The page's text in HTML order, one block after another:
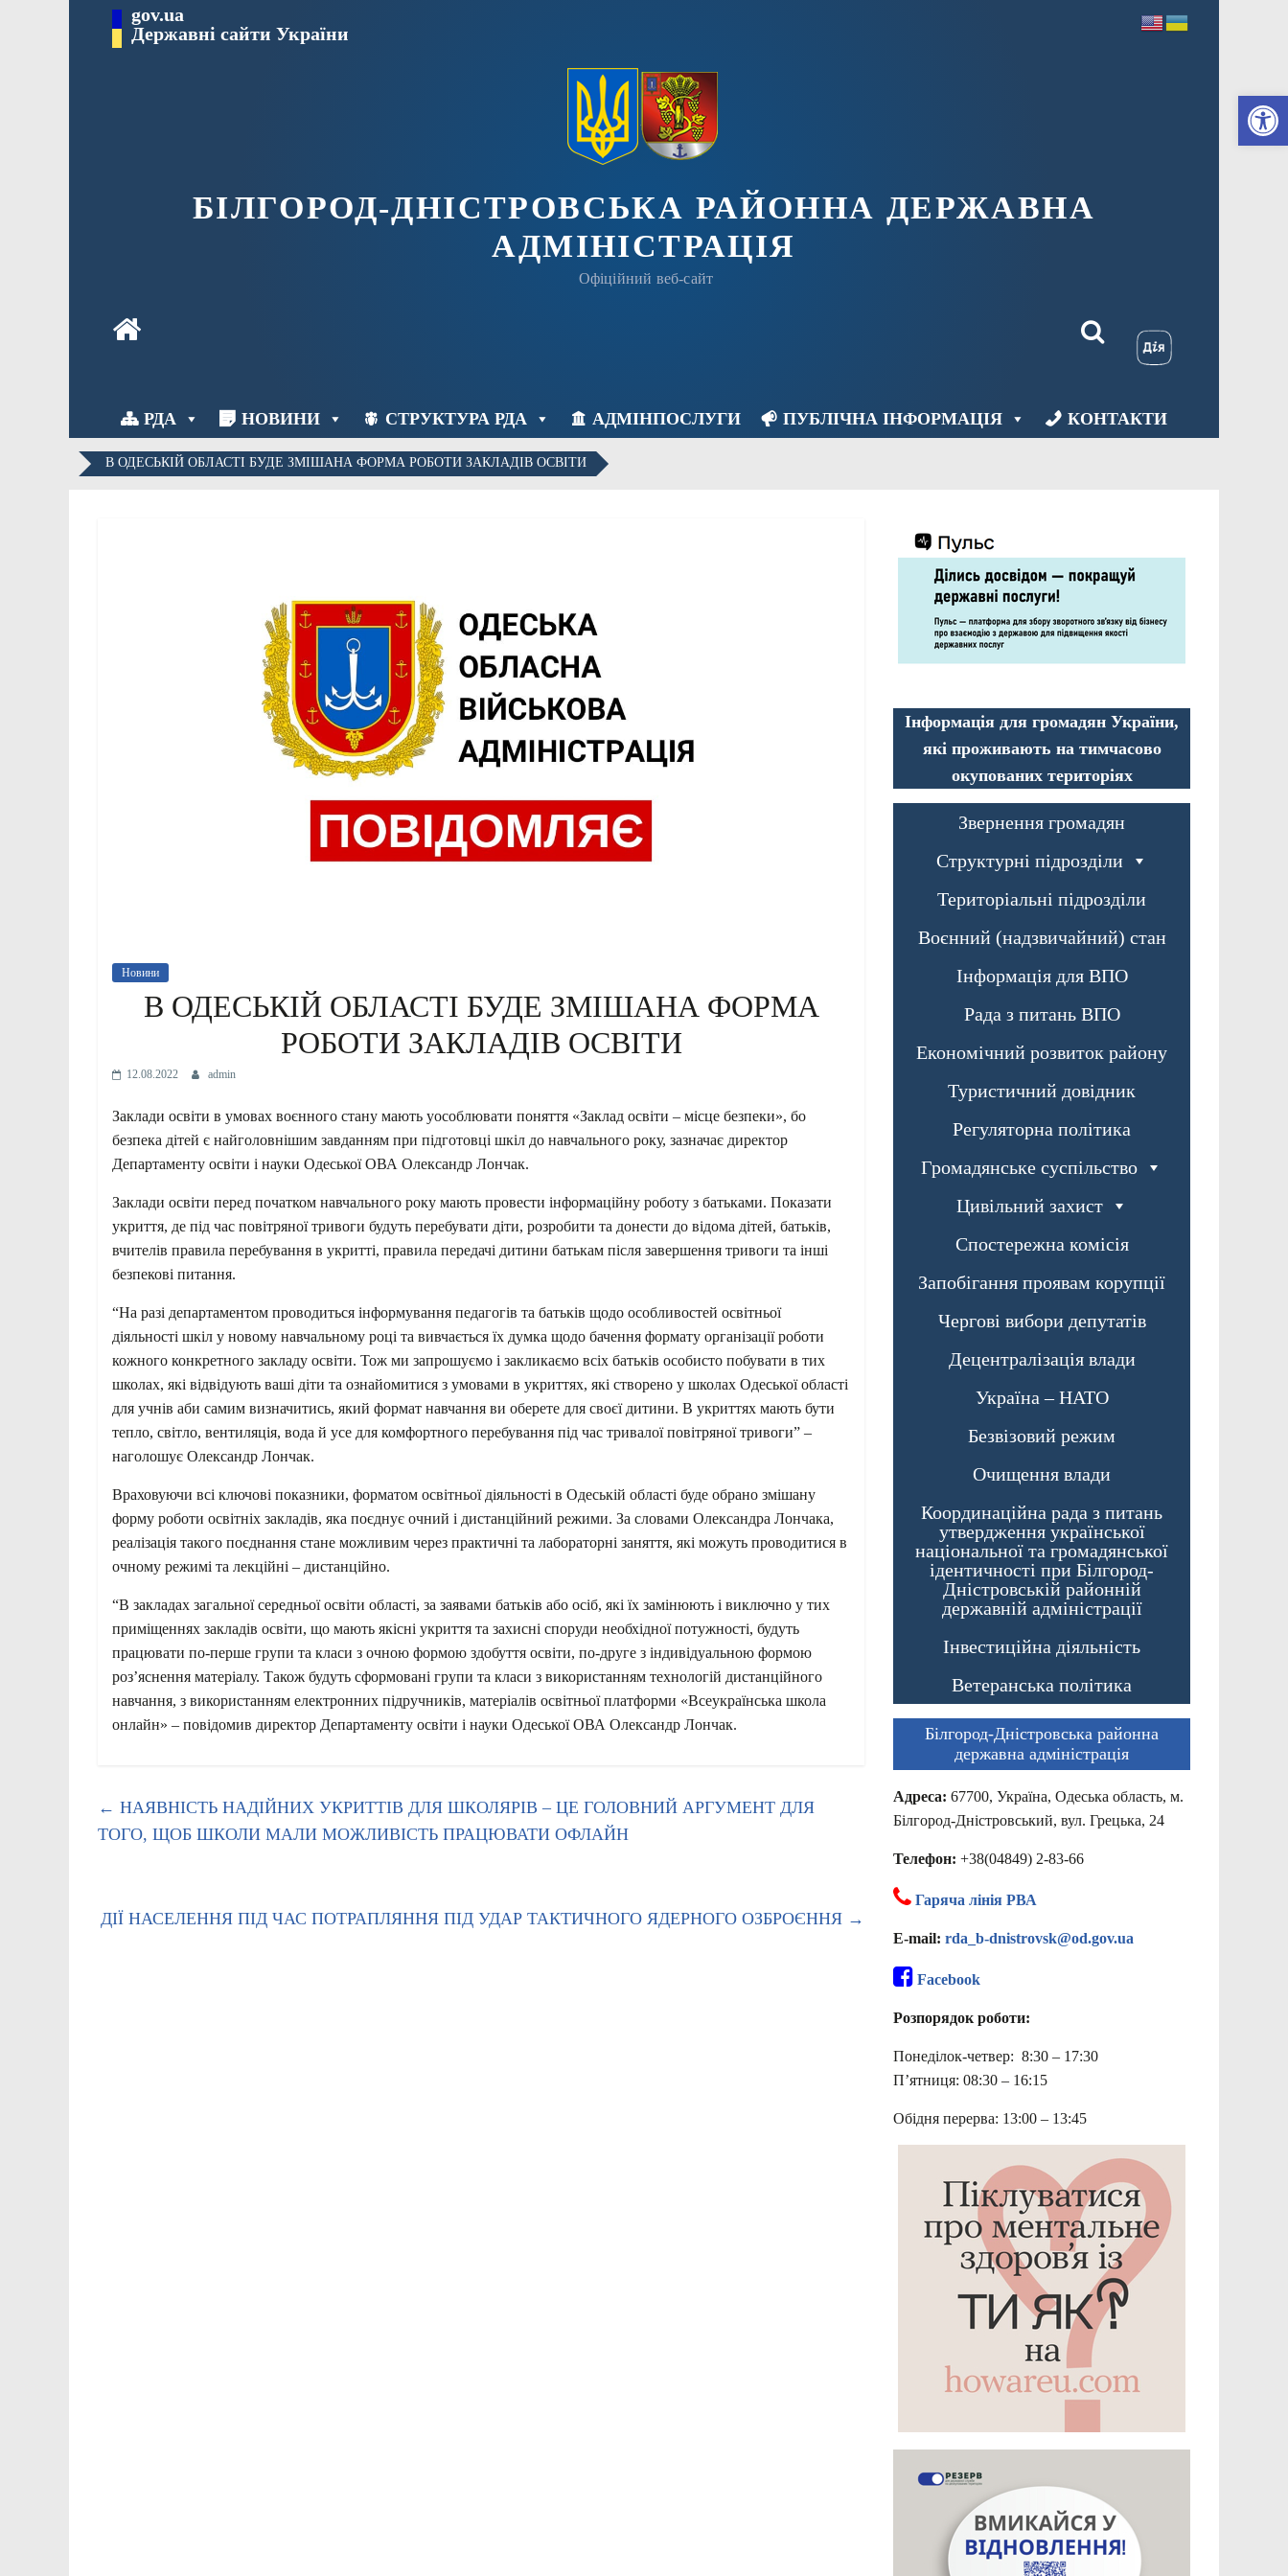
gov.ua
Державні сайти України
БІЛГОРОД-ДНІСТРОВСЬКА РАЙОННА ДЕРЖАВНА
АДМІНІСТРАЦІЯ
Офіційний веб-сайт
РДА НОВИНИ СТРУКТУРА РДА АДМІНПОСЛУГИ ПУБЛІЧНА ІНФОРМАЦІЯ КОНТАКТИ
В ОДЕСЬКІЙ ОБЛАСТІ БУДЕ ЗМІШАНА ФОРМА РОБОТИ ЗАКЛАДІВ ОСВІТИ
Новини
В ОДЕСЬКІЙ ОБЛАСТІ БУДЕ ЗМІШАНА ФОРМА
РОБОТИ ЗАКЛАДІВ ОСВІТИ
12.08.2022 admin
Заклади освіти в умовах воєнного стану мають уособлювати поняття «Заклад освіти – місце безпеки», бо
безпека дітей є найголовнішим завданням при підготовці шкіл до навчального року, зазначає директор
Департаменту освіти і науки Одеської ОВА Олександр Лончак.
Заклади освіти перед початком навчального року мають провести інформаційну роботу з батьками. Показати
укриття, де під час повітряної тривоги будуть перебувати діти, розробити та донести до відома дітей, батьків,
вчителів правила перебування в укритті, правила передачі дитини батькам після завершення тривоги та інші
безпекові питання.
“На разі департаментом проводиться інформування педагогів та батьків щодо особливостей освітньої
діяльності шкіл у новому навчальному році та вивчається їх думка щодо бачення формату організації роботи
кожного конкретного закладу освіти. Тож ми запрошуємо і закликаємо всіх батьків особисто побувати в тих
школах, які відвідують ваші діти та ознайомитися з умовами в укриттях, які створено у школах Одеської області
для учнів аби самим визначитись, який формат навчання ви оберете для своєї дитини. В укриттях мають бути
тепло, світло, вентиляція, вода й усе для комфортного перебування під час тривалої повітряної тривоги” –
наголошує Олександр Лончак.
Враховуючи всі ключові показники, форматом освітньої діяльності в Одеській області буде обрано змішану
форму роботи освітніх закладів, яка поєднує очний і дистанційний режими. За словами Олександра Лончака,
реалізація такого поєднання стане можливим через практичні та лабораторні заняття, які можуть проводитися в
очному режимі та лекційні – дистанційно.
“В закладах загальної середньої освіти області, за заявами батьків або осіб, які їх замінюють і виключно у тих
приміщеннях закладів освіти, що мають якісні укриття та захисні споруди необхідної потужності, будуть
працювати по-перше групи та класи з очною формою здобуття освіти, по-друге з індивідуальною формою
роз’яснення матеріалу. Також будуть сформовані групи та класи з використанням технологій дистанційного
навчання, з використанням електронних підручників, матеріалів освітньої платформи «Всеукраїнська школа
онлайн» – повідомив директор Департаменту освіти і науки Одеської ОВА Олександр Лончак.
← НАЯВНІСТЬ НАДІЙНИХ УКРИТТІВ ДЛЯ ШКОЛЯРІВ – ЦЕ ГОЛОВНИЙ АРГУМЕНТ ДЛЯ
ТОГО, ЩОБ ШКОЛИ МАЛИ МОЖЛИВІСТЬ ПРАЦЮВАТИ ОФЛАЙН
ДІЇ НАСЕЛЕННЯ ПІД ЧАС ПОТРАПЛЯННЯ ПІД УДАР ТАКТИЧНОГО ЯДЕРНОГО ОЗБРОЄННЯ →
Інформація для громадян України,
які проживають на тимчасово
окупованих територіях
Звернення громадян
Структурні підрозділи
Територіальні підрозділи
Воєнний (надзвичайний) стан
Інформація для ВПО
Рада з питань ВПО
Економічний розвиток району
Туристичний довідник
Регуляторна політика
Громадянське суспільство
Цивільний захист
Спостережна комісія
Запобігання проявам корупції
Чергові вибори депутатів
Децентралізація влади
Україна – НАТО
Безвізовий режим
Очищення влади
Координаційна рада з питань
утвердження української
національної та громадянської
ідентичності при Білгород-
Дністровській районній
державній адміністрації
Інвестиційна діяльність
Ветеранська політика
Білгород-Дністровська районна
державна адміністрація
Адреса: 67700, Україна, Одеська область, м.
Білгород-Дністровський, вул. Грецька, 24
Телефон: +38(04849) 2-83-66
Гаряча лінія РВА
E-mail: rda_b-dnistrovsk@od.gov.ua
Facebook
Розпорядок роботи:
Понеділок-четвер: 8:30 – 17:30
П’ятниця: 08:30 – 16:15
Обідня перерва: 13:00 – 13:45